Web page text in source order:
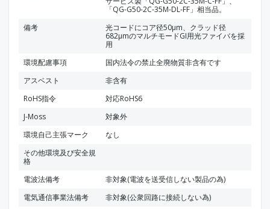
「QG-G50-2C-35M-DL-FF」相当品。
備考
光コードにコア径50μm、クラッド径
682μmのマルチモードGI用光ファイバを採
用
環境配慮事項
国内法令の禁止全廃物質非含有です
アスベスト
非含有
RoHS指令
対応RoHS6
J-Moss
対象外
環境自己主張マーク
なし
その他環境及び安全規
格
電波法備考
非対象(電波を送受信しない製品の為)
電気通信事業法備考
非対象(公衆回路に接続しない為)